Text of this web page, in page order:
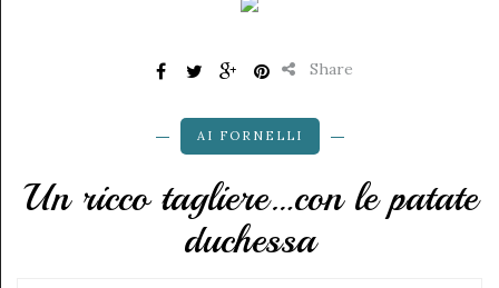
Share
AI FORNELLI
Un ricco tagliere…con le patate
duchessa